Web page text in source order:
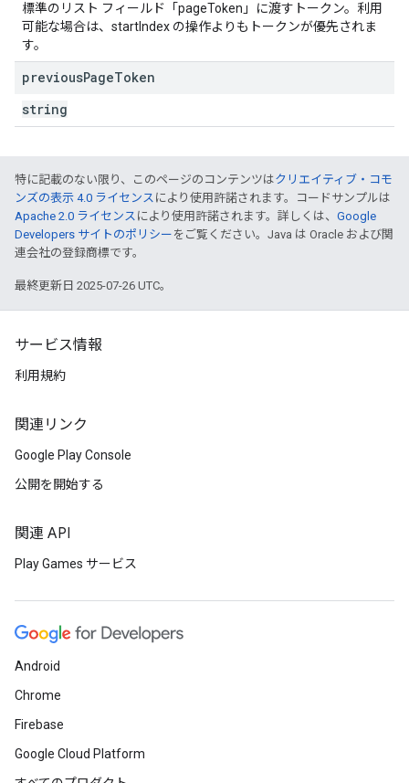
標準のリスト フィールド「pageToken」に渡すトークン。利用
可能な場合は、startIndex の操作よりもトークンが優先されま
す。
previousPageToken
string
特に記載のない限り、このページのコンテンツはクリエイティブ・コモ
ンズの表示 4.0 ライセンス により使用許諾されます。コードサンプルは
Apache 2.0 ライセンス により使用許諾されます。詳しくは、 Google
Developers サイトのポリシー をご覧ください。Java は Oracle および関
連会社の登録商標です。
最終更新日 2025-07-26 UTC。
サービス情報
利用規約
関連リンク
Google Play Console
公開を開始する
関連 API
Play Games サービス
Android
Chrome
Firebase
Google Cloud Platform